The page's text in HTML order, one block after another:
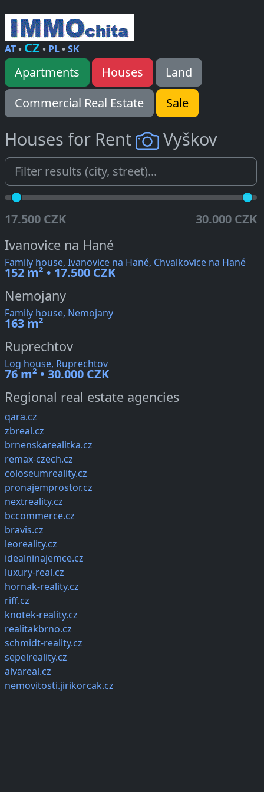
AT• CZ • PL•SK
Apartments Houses
Land
Commercial Real Estate
Sale
Houses for Rent Vyškov
17.500 CZK 30.000 CZK
Ivanovice na Hané
Family house, Ivanovice na Hané, Chvalkovice na Hané
152 m² • 17.500 CZK
Nemojany
Family house, Nemojany
163 m²
Ruprechtov
Log house, Ruprechtov
76 m² • 30.000 CZK
Regional real estate agencies
qara.cz
zbreal.cz
brnenskarealitka.cz
remax-czech.cz
coloseumreality.cz
pronajemprostor.cz
nextreality.cz
bccommerce.cz
bravis.cz
leoreality.cz
idealninajemce.cz
luxury-real.cz
hornak-reality.cz
riff.cz
knotek-reality.cz
realitakbrno.cz
schmidt-reality.cz
sepelreality.cz
alvareal.cz
nemovitosti.jirikorcak.cz